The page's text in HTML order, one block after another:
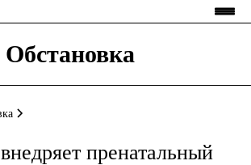
Обстановка
пренатальный